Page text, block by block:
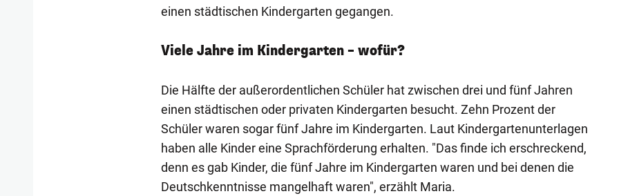
einen städtischen Kindergarten gegangen.
Viele Jahre im Kindergarten – wofür?
Die Hälfte der außerordentlichen Schüler hat zwischen drei und fünf Jahren
einen städtischen oder privaten Kindergarten besucht. Zehn Prozent der
Schüler waren sogar fünf Jahre im Kindergarten. Laut Kindergartenunterlagen
haben alle Kinder eine Sprachförderung erhalten. "Das finde ich erschreckend,
denn es gab Kinder, die fünf Jahre im Kindergarten waren und bei denen die
Deutschkenntnisse mangelhaft waren", erzählt Maria.